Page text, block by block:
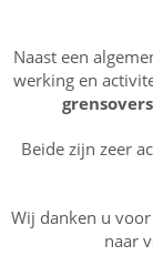
Naast een
werking en
Beide zijn zeer
Wij danken u
naar